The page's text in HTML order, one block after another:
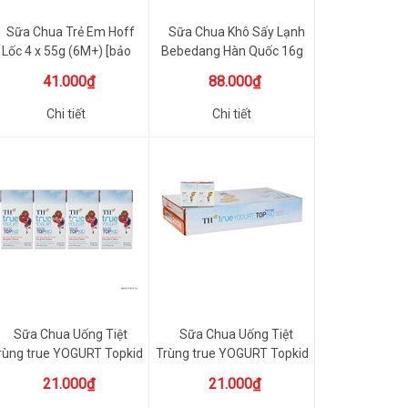
Sữa Chua Trẻ Em Hoff
Lốc 4 x 55g (6M+) [bảo
41.000₫
Chi tiết
Sữa Chua Khô Sấy Lạnh
Bebedang Hàn Quốc 16g
88.000₫
Chi tiết
Sữa Chua Uống Tiệt
true YOGURT Topkid
21.000₫
Sữa Chua Uống Tiệt
Trùng true YOGURT Topkid
21.000₫